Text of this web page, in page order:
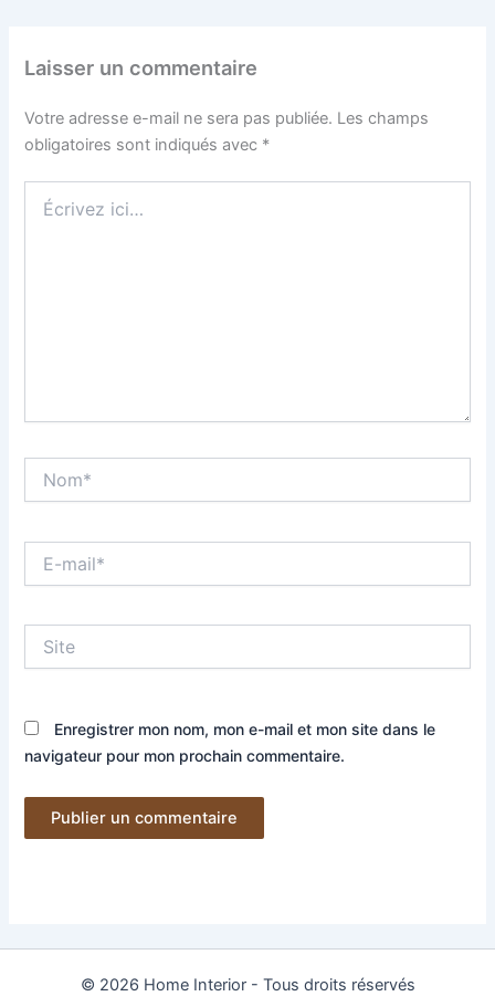
Laisser un commentaire
Votre adresse e-mail ne sera pas publiée. Les champs
obligatoires sont indiqués avec *
ici…
mail*
Enregistrer mon nom, mon e-mail et mon site dans le
navigateur pour mon prochain commentaire.
© 2026 Home Interior - Tous droits réservés